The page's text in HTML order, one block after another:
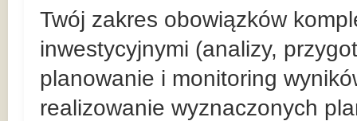
Twój zakres obowiązków
inwestycyjnymi (analizy,
planowanie i monitoring
realizowanie wyznaczonych